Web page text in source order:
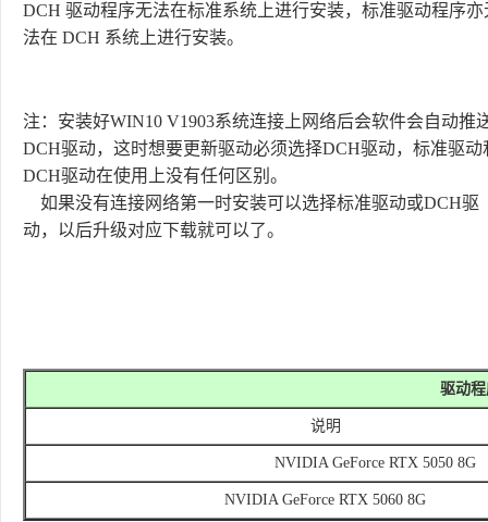
DCH 驱动程序无法在标准系统上进行安装，标准驱动程序亦
法在 DCH 系统上进行安装。
注：安装好WIN10 V1903系统连接上网络后会软件会自动推
DCH驱动，这时想要更新驱动必须选择DCH驱动，标准驱动
DCH驱动在使用上没有任何区别。
如果没有连接网络第一时安装可以选择标准驱动或DCH驱
动，以后升级对应下载就可以了。
驱动
说明
NVIDIA GeForce RTX 5050 8G
NVIDIA GeForce RTX 5060 8G